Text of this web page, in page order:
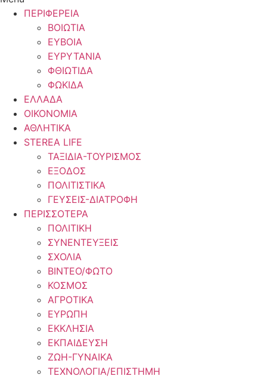
ΠΕΡΙΦΕΡΕΙΑ
ΒΟΙΩΤΙΑ
ΕΥΒΟΙΑ
ΕΥΡΥΤΑΝΙΑ
ΦΘΙΩΤΙΔΑ
ΦΩΚΙΔΑ
ΕΛΛΑΔΑ
ΟΙΚΟΝΟΜΙΑ
ΑΘΛΗΤΙΚΑ
STEREA LIFE
ΤΑΞΙΔΙΑ-ΤΟΥΡΙΣΜΟΣ
ΕΞΟΔΟΣ
ΠΟΛΙΤΙΣΤΙΚΑ
ΓΕΥΣΕΙΣ-ΔΙΑΤΡΟΦΗ
ΠΕΡΙΣΣΟΤΕΡΑ
ΠΟΛΙΤΙΚΗ
ΣΥΝΕΝΤΕΥΞΕΙΣ
ΣΧΟΛΙΑ
ΒΙΝΤΕΟ/ΦΩΤΟ
ΚΟΣΜΟΣ
ΑΓΡΟΤΙΚΑ
ΕΥΡΩΠΗ
ΕΚΚΛΗΣΙΑ
ΕΚΠΑΙΔΕΥΣΗ
ΖΩΗ-ΓΥΝΑΙΚΑ
ΤΕΧΝΟΛΟΓΙΑ/ΕΠΙΣΤΗΜΗ